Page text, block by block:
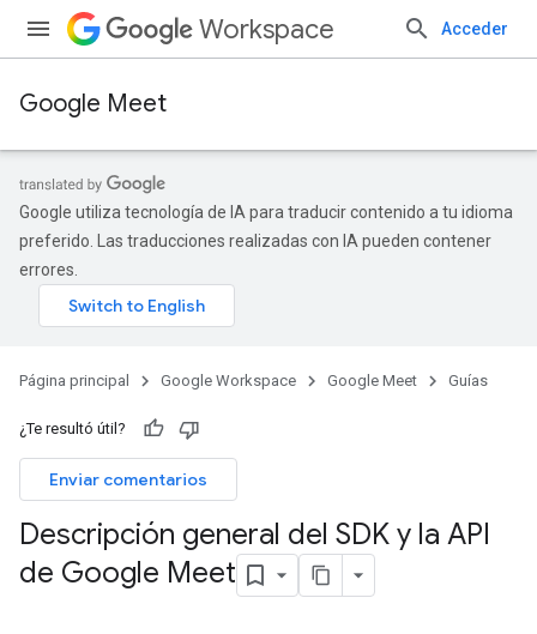
Workspace Acceder
Google Meet
Google utiliza tecnología de IA para traducir contenido a tu idioma
preferido. Las traducciones realizadas con IA pueden contener
errores.
Página principal Google Workspace Google Meet Guías
¿Te resultó útil?
Enviar comentarios
Descripción general del SDK y la API
de Google Meet